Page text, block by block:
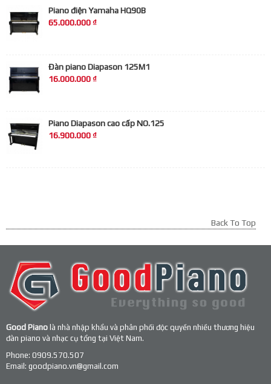
Piano điện Yamaha HQ90B
65.000.000 ₫
Đàn piano Diapason 125M1
16.000.000 ₫
Piano Diapason cao cấp NO.125
16.900.000 ₫
Back To Top
Good Piano là nhà nhập khẩu và phân phối độc quyền nhiều thương hiệu
đàn piano và nhạc cụ tổng tại Việt Nam.
Phone: 0909.570.507
Email: goodpiano.vn@gmail.com